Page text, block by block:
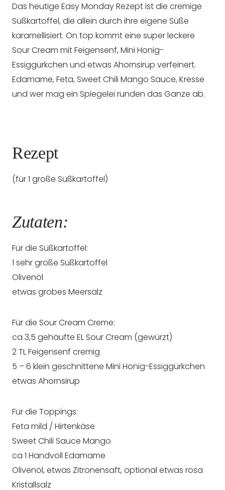
Das heutige Easy Monday Rezept ist die cremige
Süßkartoffel, die allein durch ihre eigene Süße
karamellisiert. On top kommt eine super leckere
Sour Cream mit Feigensenf, Mini Honig-
Essiggürkchen und etwas Ahornsirup verfeinert.
Edamame, Feta, Sweet Chili Mango Sauce, Kresse
und wer mag ein Spiegelei runden das Ganze ab.
Rezept
(für 1 große Süßkartoffel)
Zutaten:
Für die Süßkartoffel:
1 sehr große Süßkartoffel
Olivenöl
etwas grobes Meersalz
Für die Sour Cream Creme:
ca 3,5 gehäufte EL Sour Cream (gewürzt)
2 TL Feigensenf cremig
5 – 6 klein geschnittene Mini Honig-Essiggürkchen
etwas Ahornsirup
Für die Toppings:
Feta mild / Hirtenkäse
Sweet Chili Sauce Mango
ca 1 Handvoll Edamame
Olivenöl, etwas Zitronensaft, optional etwas rosa
Kristallsalz